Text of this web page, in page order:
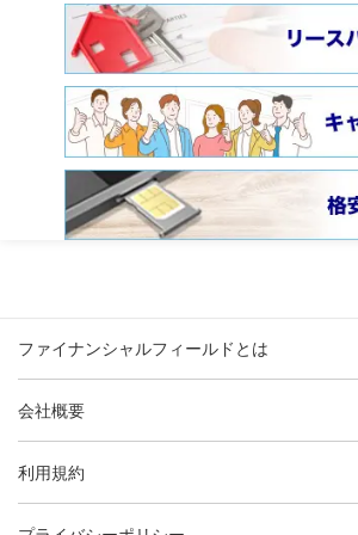
ファイナンシャルフィールドとは
会社概要
利用規約